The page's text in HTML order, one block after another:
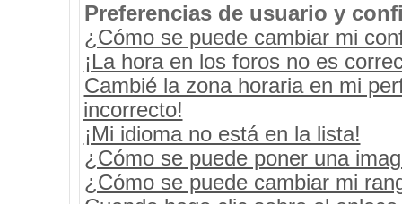
Preferencias de usuario y
¿Cómo se puede cambiar mi
¡La hora en los foros no es
Cambié la zona horaria en mi
incorrecto!
¡Mi idioma no está en la lista!
¿Cómo se puede poner una
¿Cómo se puede cambiar mi